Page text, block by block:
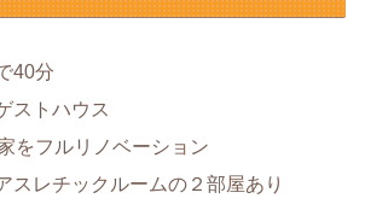
40分
ストハウス
をフルリノベーション
スレチックルームの２部屋あり